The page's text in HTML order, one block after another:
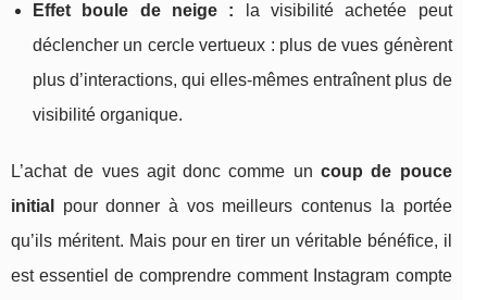
Effet boule de neige : la visibilité achetée peut
déclencher un cercle vertueux : plus de vues génèrent
plus d’interactions, qui elles-mêmes entraînent plus de
visibilité organique.
L’achat de vues agit donc comme uncoup de pouce
initial
pour donner à vos meilleurs contenus la portée
qu’ils méritent. Mais pour en tirer un véritable bénéfice, il
est essentiel de comprendre comment Instagram compte